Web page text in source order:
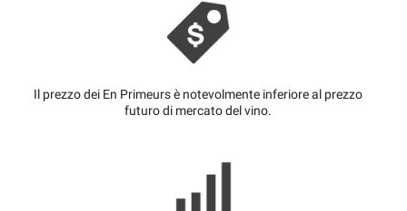
Il prezzo dei En Primeurs è notevolmente inferiore al prezzo
futuro di mercato del vino.